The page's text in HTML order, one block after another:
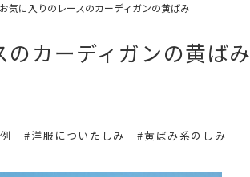
お気に入りのレースのカーディガンの黄ばみ
カーディガンの黄ばみ
#洋服についたしみ #黄ばみ系のしみ